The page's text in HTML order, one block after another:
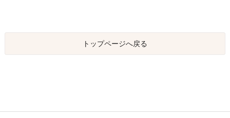
トップページへ戻る